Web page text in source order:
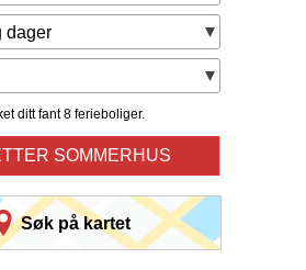
dager
ditt fant 8 ferieboliger.
SOMMERHUS
Søk på kartet